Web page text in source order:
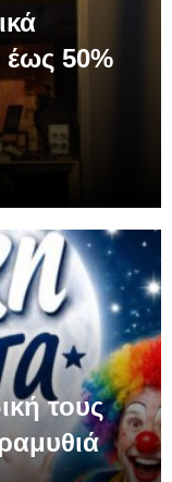
50%
τους